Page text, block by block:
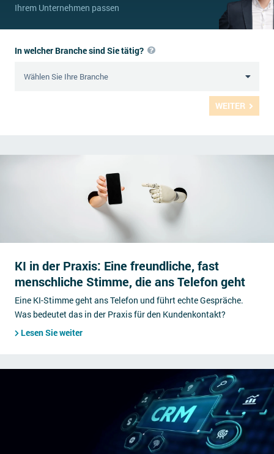
Ihrem Unternehmen passen
WEITER
In welcher Branche sind Sie tätig?
KI in der Praxis: Eine freundliche, fast
menschliche Stimme, die ans Telefon geht
Eine KI-Stimme geht ans Telefon und führt echte Gespräche.
Was bedeutet das in der Praxis für den Kundenkontakt?
Lesen Sie weiter